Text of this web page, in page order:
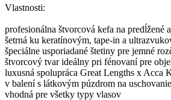
Vlastnosti:
profesionálna štvorcová kefa na predĺžené
šetrná ku keratínovým, tape-in a
špeciálne usporiadané štetiny pre jemné
štvorcový tvar ideálny pri fénovaní pre
luxusná spolupráca Great Lengths x Acca
v balení s látkovým púzdrom na uschovanie
vhodná pre všetky typy vlasov